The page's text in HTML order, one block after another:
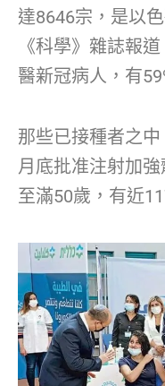
達8646宗，是以
《科學》雜誌報
醫新冠病人，有
那些已接種者之
月底批准注射加
至滿50歲，有近